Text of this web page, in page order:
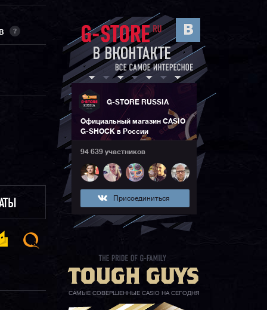
?
G-STORE RUSSIA
Официальный магазин CASIO
G-SHOCK в России
94 639 участников
Присоединиться
САМЫЕ СОВЕРШЕННЫЕ CASIO НА СЕГОДНЯ